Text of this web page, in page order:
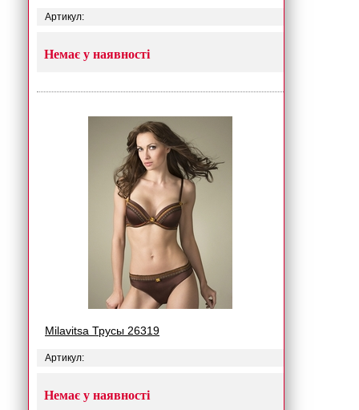
Артикул:
Немає у наявності
Milavitsa Трусы 26319
Артикул:
Немає у наявності